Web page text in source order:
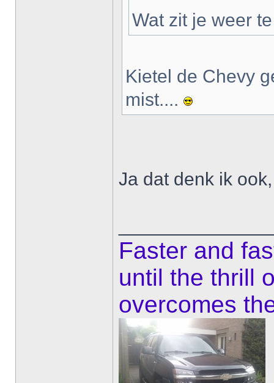
Wat zit je weer
Kietel de Chevy
mist....
Ja dat denk ik
Faster and
until the thrill
overcomes